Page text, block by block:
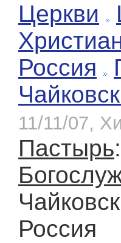
Церкви
Россия
11/11/07,
Пастырь
Россия